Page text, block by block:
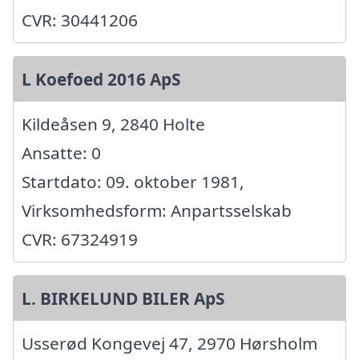
CVR: 30441206
L Koefoed 2016 ApS
Kildeåsen 9, 2840 Holte
Ansatte: 0
Startdato: 09. oktober 1981,
Virksomhedsform: Anpartsselskab
CVR: 67324919
L. BIRKELUND BILER ApS
Usserød Kongevej 47, 2970 Hørsholm